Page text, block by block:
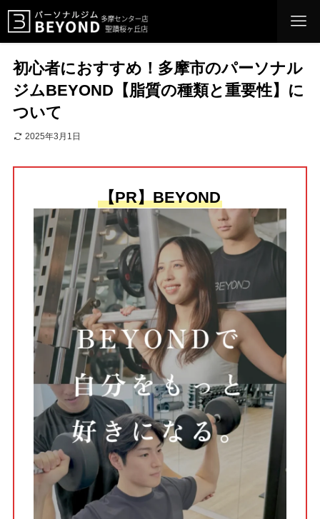
初心者におすすめ！多摩市のパーソナル
ジムBEYOND【脂質の種類と重要性】に
ついて
2025年3月1日
【PR】BEYOND